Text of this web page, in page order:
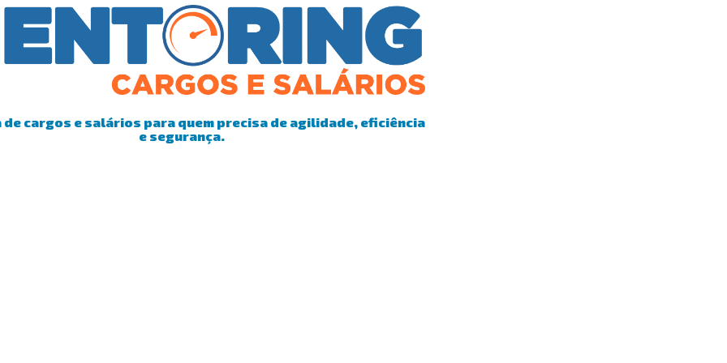
de cargos e salários para quem precisa de agilidade, eficiência
e segurança.